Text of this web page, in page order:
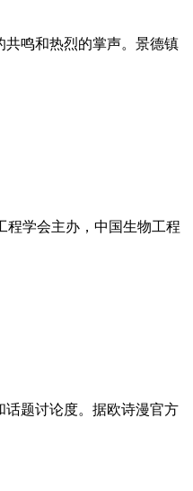
鸣和热烈的掌声。景德镇
程学会主办，中国生物工程
话题讨论度。据欧诗漫官方